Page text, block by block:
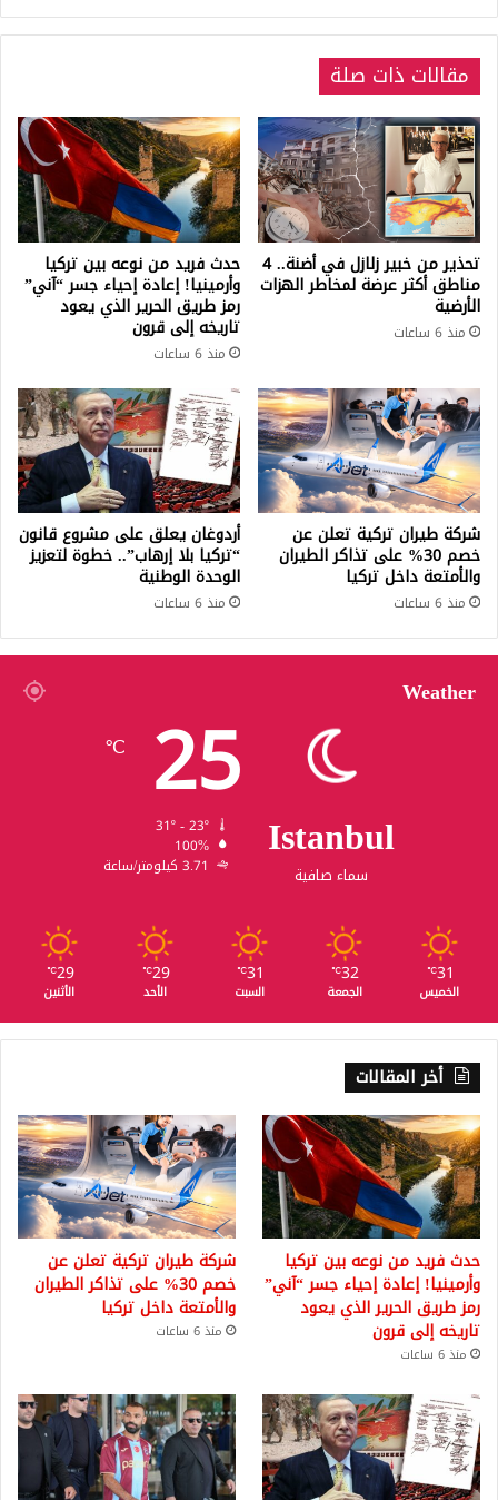
التي
لها
الأبدان
مقالات ذات صلة
تحذير من خبير زلازل في أضنة.. 4
مناطق أكثر عرضة لمخاطر الهزات
الأرضية
منذ 6 ساعات
حدث فريد من نوعه بين تركيا
وأرمينيا! إعادة إحياء جسر “آني”
رمز طريق الحرير الذي يعود
تاريخه إلى قرون
منذ 6 ساعات
شركة طيران تركية تعلن عن
خصم 30% على تذاكر الطيران
والأمتعة داخل تركيا
منذ 6 ساعات
أردوغان يعلق على مشروع قانون
“تركيا بلا إرهاب”.. خطوة لتعزيز
الوحدة الوطنية
منذ 6 ساعات
Weather
Istanbul
سماء صافية
25
℃
100%
3.71 كيلومتر/ساعة
31
℃
الخميس
32
℃
الجمعة
31
℃
السبت
29
℃
الأحد
29
℃
الأثنين
أخر المقالات
حدث فريد من نوعه بين تركيا
وأرمينيا! إعادة إحياء جسر “آني”
رمز طريق الحرير الذي يعود
تاريخه إلى قرون
منذ 6 ساعات
شركة طيران تركية تعلن عن
خصم 30% على تذاكر الطيران
والأمتعة داخل تركيا
منذ 6 ساعات